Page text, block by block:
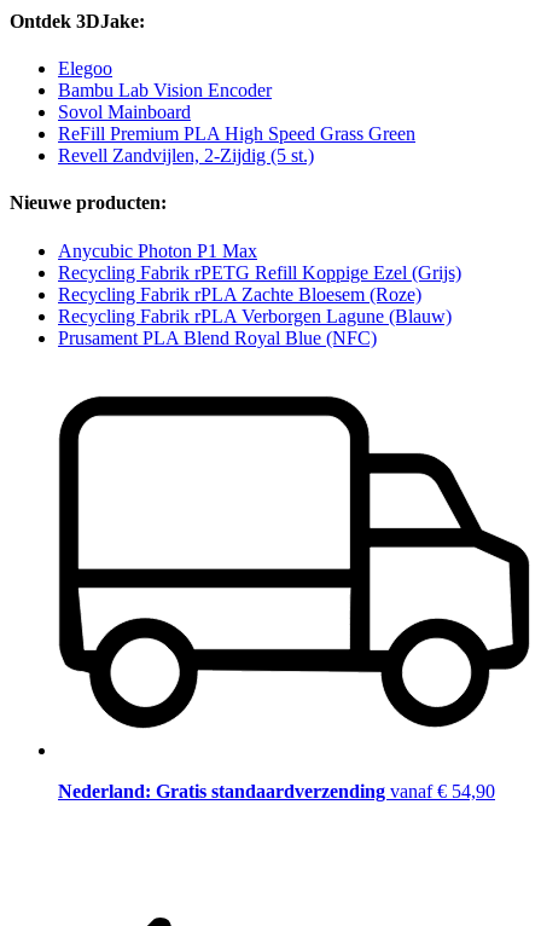
Ontdek 3DJake:
Elegoo
Bambu Lab Vision Encoder
Sovol Mainboard
ReFill Premium PLA High Speed Grass Green
Revell Zandvijlen, 2-Zijdig (5 st.)
Nieuwe producten:
Anycubic Photon P1 Max
Recycling Fabrik rPETG Refill Koppige Ezel (Grijs)
Recycling Fabrik rPLA Zachte Bloesem (Roze)
Recycling Fabrik rPLA Verborgen Lagune (Blauw)
Prusament PLA Blend Royal Blue (NFC)
Nederland: Gratis standaardverzending vanaf € 54,90